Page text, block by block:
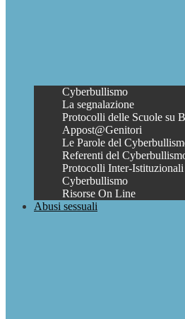
Cyberbullismo
La segnalazione
Protocolli delle Scuole su
Appost@Genitori
Le Parole del
Referenti del
Protocolli Inter-
Cyberbullismo
Risorse On Line
Abusi sessuali